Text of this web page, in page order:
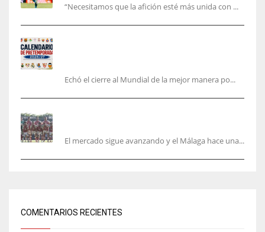
“Necesitamos que la afición esté más unida con ...
Echó el cierre al Mundial de la mejor manera po...
El mercado sigue avanzando y el Málaga hace una...
COMENTARIOS RECIENTES